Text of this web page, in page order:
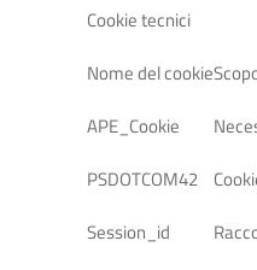
Cookie tecnici
Nome del cookie
APE_Cookie
PSDOTCOM42
Session_id